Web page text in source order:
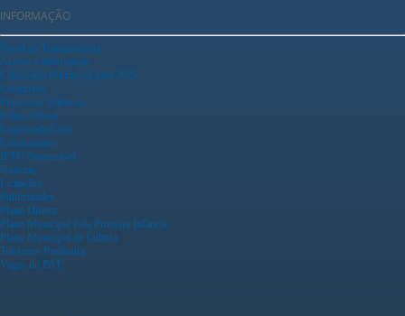
INFORMAÇÃO
Portal da Transparência
Acesso a Informação
Calendário Municipal para 2025
Concursos
Processos Seletivos
Diário Oficial
Empreenda Fácil
Falecimentos
IPTU Sustentável
Notícias
Licitações
Publicidades
Plano Diretor
Plano Municipal Pela Primeira Infância
Plano Municipal de Cultura
Telefones Prefeitura
Vagas do PAT